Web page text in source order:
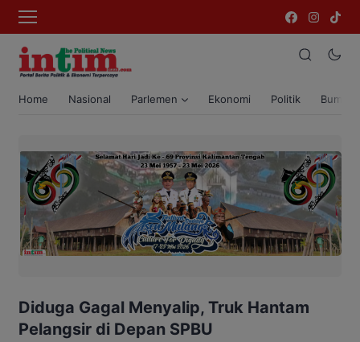
Home Nasional Parlemen Ekonomi Politik Bumi
Diduga Gagal Menyalip, Truk Hantam
Pelangsir di Depan SPBU